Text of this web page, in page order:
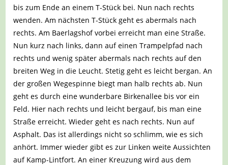
bis zum Ende an einem T-Stück bei. Nun nach rechts
wenden. Am nächsten T-Stück geht es abermals nach
rechts. Am Baerlagshof vorbei erreicht man eine Straße.
Nun kurz nach links, dann auf einen Trampelpfad nach
rechts und wenig später abermals nach rechts auf den
breiten Weg in die Leucht. Stetig geht es leicht bergan. An
der großen Wegespinne biegt man halb rechts ab. Nun
geht es durch eine wunderbare Birkenallee bis vor ein
Feld. Hier nach rechts und leicht bergauf, bis man eine
Straße erreicht. Wieder geht es nach rechts. Nun auf
Asphalt. Das ist allerdings nicht so schlimm, wie es sich
anhört. Immer wieder gibt es zur Linken weite Aussichten
auf Kamp-Lintfort. An einer Kreuzung wird aus dem